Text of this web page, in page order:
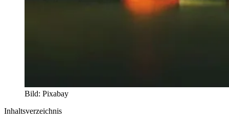
Bild: Pixabay
Inhaltsverzeichnis